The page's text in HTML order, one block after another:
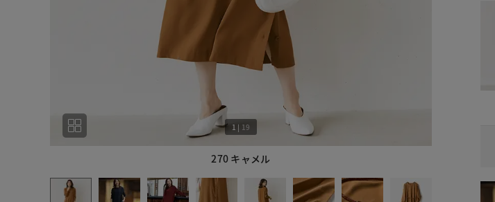
270 キャメル
1 | 19